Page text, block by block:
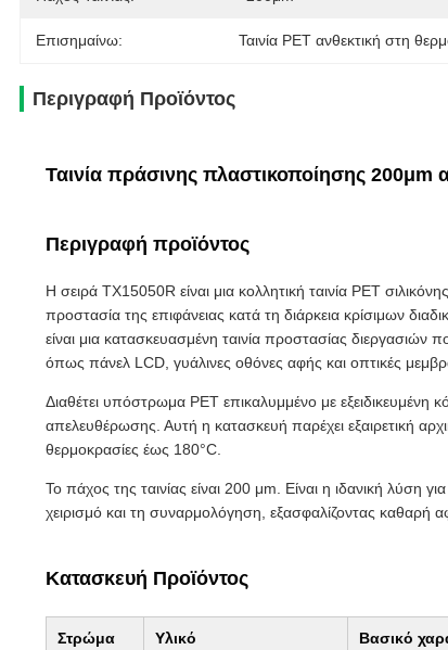
Επισημαίνω: Ταινία PET ανθεκτική στη
Περιγραφή Προϊόντος
Ταινία πράσινης πλαστικοποίησης 200μm
Περιγραφή προϊόντος
Η σειρά TX15050R είναι μια κολλητική ταινία PET
προστασία της επιφάνειας κατά τη διάρκεια κρίσιμων
είναι μια κατασκευασμένη ταινία προστασίας διεργασιών
όπως πάνελ LCD, γυάλινες οθόνες αφής και οπτικές
Διαθέτει υπόστρωμα PET επικαλυμμένο με εξειδικευμένη
απελευθέρωσης. Αυτή η κατασκευή παρέχει εξαιρετική
θερμοκρασίες έως 180°C.
Το πάχος της ταινίας είναι 200 ​​μm. Είναι η ιδανική
χειρισμό και τη συναρμολόγηση, εξασφαλίζοντας καθαρή
Κατασκευή Προϊόντος
Στρώμα Υλικό Βασικό